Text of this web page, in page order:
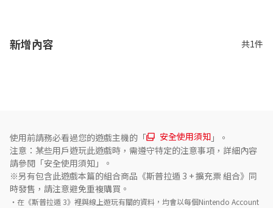
新增內容 共1件
使用前請務必看過您的遊戲主機的「 安全使用須知 」。
注意：某些用戶遊玩此遊戲時，需遵守特定的注意事項，詳細內容
請參閱「安全使用須知」。
※另有包含此遊戲本篇的組合商品《斯普拉遁 3 + 擴充票 組合》同
時發售，請注意避免重複購買。
・在《斯普拉遁 3》裡與線上遊玩有關的資料，均會以每個Nintendo Account